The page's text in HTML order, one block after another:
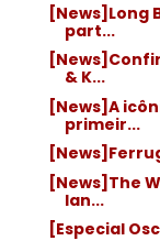
[News]Long
part...
& K...
[News]A
primeir...
[News]The
lan...
[Especial